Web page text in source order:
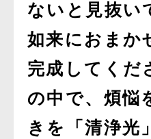
ないと見抜い
如来におまか
完成してくだ
の中で、煩悩
きを「清浄光